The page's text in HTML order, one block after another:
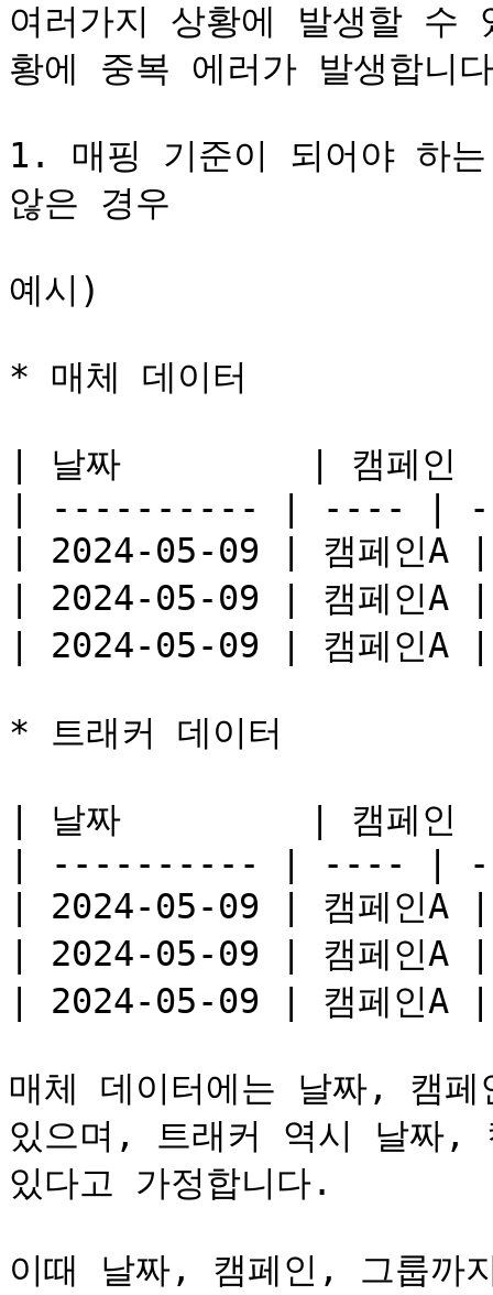
여러가지 상황에 발생할 수
황에 중복 에러가 발생합니
1. 매핑 기준이 되어야 하
않은 경우
예시)
* 매체 데이터
| 날짜         | 캠페인
| ---------- | ---- |
| 2024-05-09 | 캠페인A
| 2024-05-09 | 캠페인A
| 2024-05-09 | 캠페인A
* 트래커 데이터
| 날짜         | 캠페인
| ---------- | ---- |
| 2024-05-09 | 캠페인
| 2024-05-09 | 캠페인
| 2024-05-09 | 캠페인
매체 데이터에는 날짜, 캠
있으며, 트래커 역시 날짜,
있다고 가정합니다.
이때 날짜, 캠페인, 그룹까